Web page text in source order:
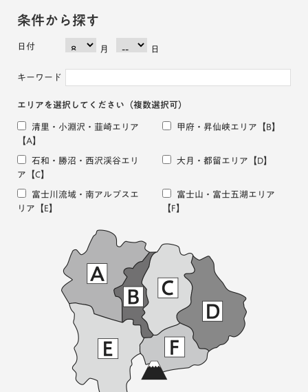
条件から探す
日付 月 日
キーワード
エリアを選択してください （複数選択可）
清里・小淵沢・韮崎エリア
【A】
甲府・昇仙峡エリア 【B】
石和・勝沼・西沢渓谷エリ
ア 【C】
大月・都留エリア 【D】
富士川流域・南アルプスエ
リア 【E】
富士山・富士五湖エリア
【F】